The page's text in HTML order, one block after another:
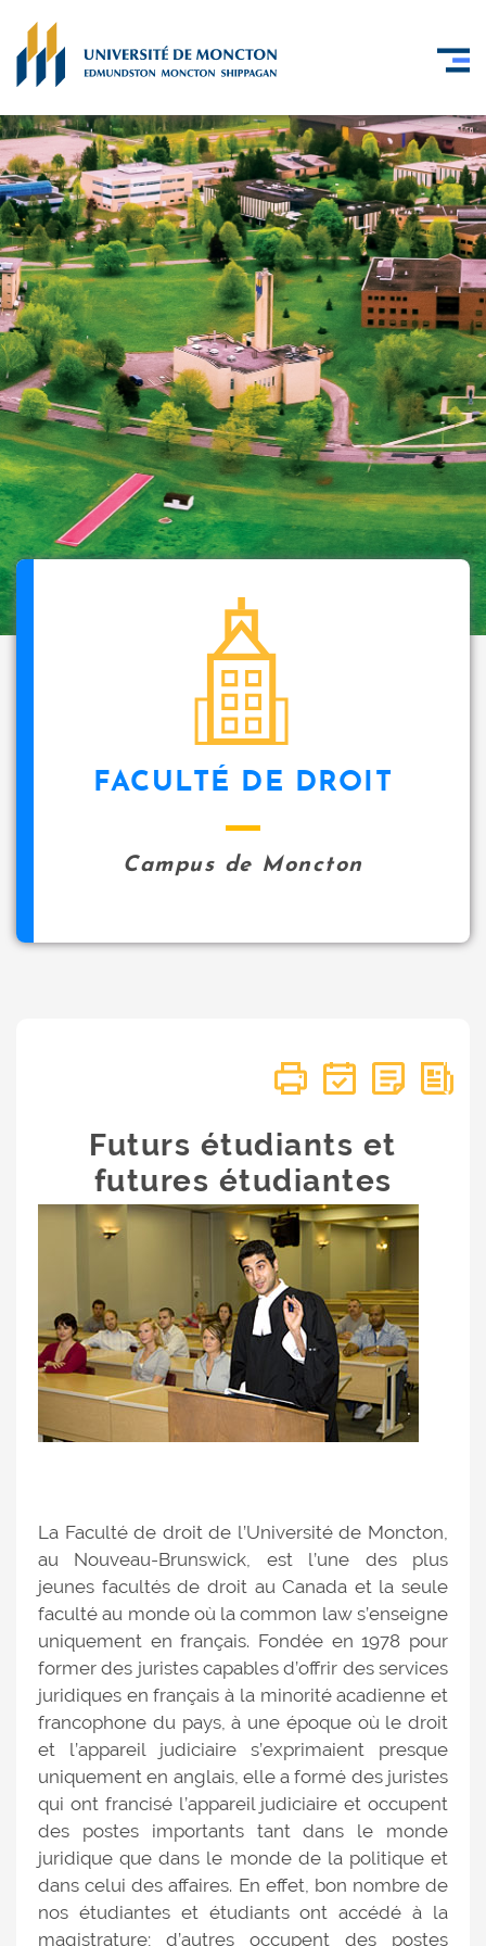
FACULTÉ DE DROIT
Campus de Moncton
Futurs étudiants et
futures étudiantes
La Faculté de droit de l’Université de Moncton,
au Nouveau-Brunswick, est l’une des plus
jeunes facultés de droit au Canada et la seule
faculté au monde où la common law s’enseigne
uniquement en français. Fondée en 1978 pour
former des juristes capables d’offrir des services
juridiques en français à la minorité acadienne et
francophone du pays, à une époque où le droit
et l’appareil judiciaire s’exprimaient presque
uniquement en anglais, elle a formé des juristes
qui ont francisé l’appareil judiciaire et occupent
des postes importants tant dans le monde
juridique que dans le monde de la politique et
dans celui des affaires. En effet, bon nombre de
nos étudiantes et étudiants ont accédé à la
magistrature; d’autres occupent des postes